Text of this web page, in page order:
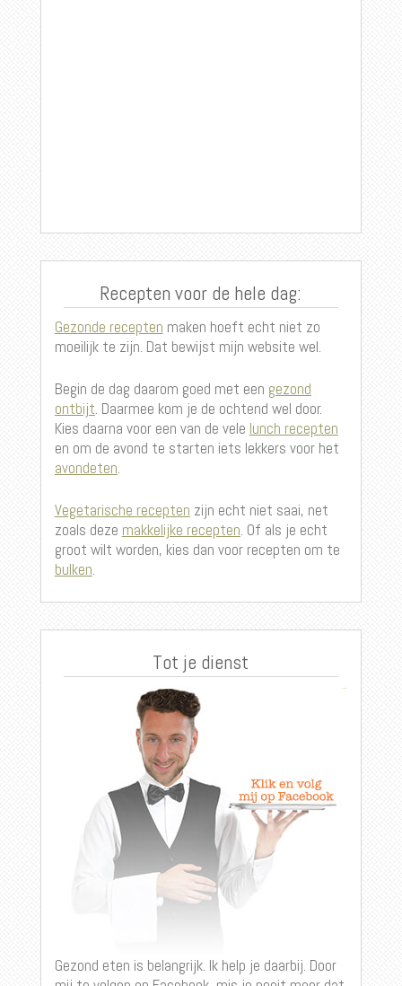
Recepten voor de hele dag:
Gezonde recepten maken hoeft echt niet zo
moeilijk te zijn. Dat bewijst mijn website wel.
Begin de dag daarom goed met een gezond
ontbijt. Daarmee kom je de ochtend wel door.
Kies daarna voor een van de vele lunch recepten
en om de avond te starten iets lekkers voor het
avondeten.
Vegetarische recepten zijn echt niet saai, net
zoals deze makkelijke recepten. Of als je echt
groot wilt worden, kies dan voor recepten om te
bulken.
Tot je dienst
Gezond eten is belangrijk. Ik help je daarbij. Door